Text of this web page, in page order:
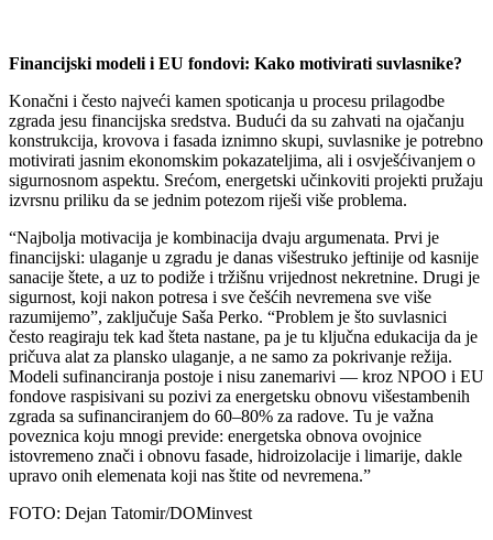
Financijski modeli i EU fondovi: Kako motivirati suvlasnike?
Konačni i često najveći kamen spoticanja u procesu prilagodbe
zgrada jesu financijska sredstva. Budući da su zahvati na ojačanju
konstrukcija, krovova i fasada iznimno skupi, suvlasnike je potrebno
motivirati jasnim ekonomskim pokazateljima, ali i osvješćivanjem o
sigurnosnom aspektu. Srećom, energetski učinkoviti projekti pružaju
izvrsnu priliku da se jednim potezom riješi više problema.
“Najbolja motivacija je kombinacija dvaju argumenata. Prvi je
financijski: ulaganje u zgradu je danas višestruko jeftinije od kasnije
sanacije štete, a uz to podiže i tržišnu vrijednost nekretnine. Drugi je
sigurnost, koji nakon potresa i sve češćih nevremena sve više
razumijemo”, zaključuje Saša Perko. “Problem je što suvlasnici
često reagiraju tek kad šteta nastane, pa je tu ključna edukacija da je
pričuva alat za plansko ulaganje, a ne samo za pokrivanje režija.
Modeli sufinanciranja postoje i nisu zanemarivi — kroz NPOO i EU
fondove raspisivani su pozivi za energetsku obnovu višestambenih
zgrada sa sufinanciranjem do 60–80% za radove. Tu je važna
poveznica koju mnogi previde: energetska obnova ovojnice
istovremeno znači i obnovu fasade, hidroizolacije i limarije, dakle
upravo onih elemenata koji nas štite od nevremena.”
FOTO: Dejan Tatomir/DOMinvest